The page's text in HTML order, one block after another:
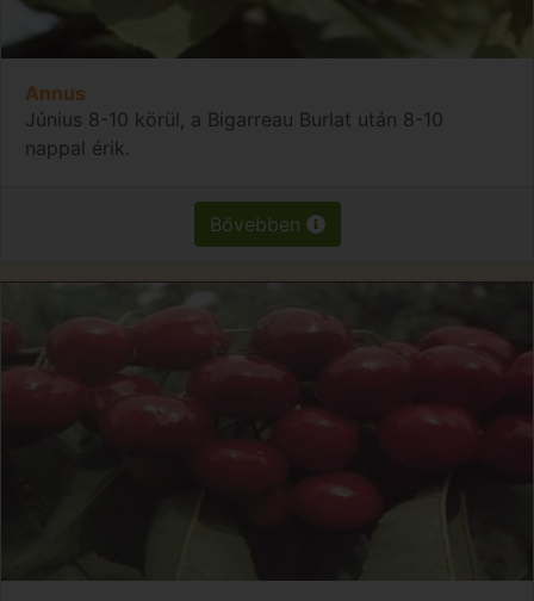
Annus
Június 8-10 körül, a Bigarreau Burlat után 8-10
nappal érik.
Bővebben